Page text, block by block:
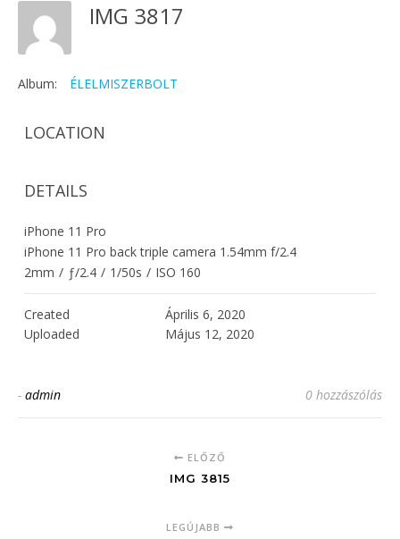
IMG 3817
Album: ÉLELMISZERBOLT
LOCATION
DETAILS
iPhone 11 Pro
iPhone 11 Pro back triple camera 1.54mm f/2.4
2mm / ƒ/2.4 / 1/50s / ISO 160
Created
Április 6, 2020
Uploaded
Május 12, 2020
- admin 0 hozzászólás
ELŐZŐ
IMG 3815
LEGÚJABB